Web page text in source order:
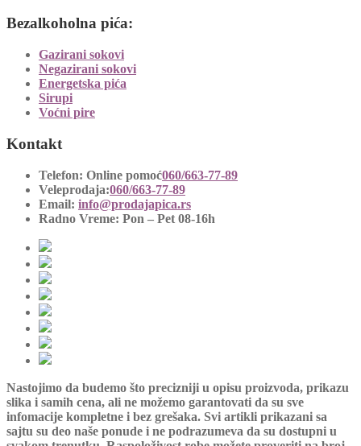
Bezalkoholna pića:
Gazirani sokovi
Negazirani sokovi
Energetska pića
Sirupi
Voćni pire
Kontakt
Telefon: Online pomoć060/663-77-89
Veleprodaja:060/663-77-89
Email: info@prodajapica.rs
Radno Vreme: Pon – Pet 08-16h
Nastojimo da budemo što precizniji u opisu proizvoda, prikazu
slika i samih cena, ali ne možemo garantovati da su sve
infomacije kompletne i bez grešaka. Svi artikli prikazani sa
sajtu su deo naše ponude i ne podrazumeva da su dostupni u